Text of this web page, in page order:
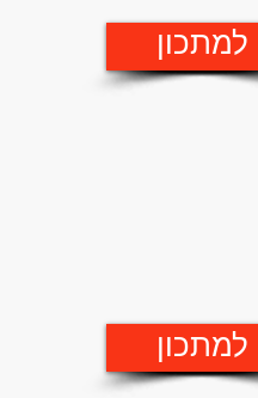
למתכון
למתכון